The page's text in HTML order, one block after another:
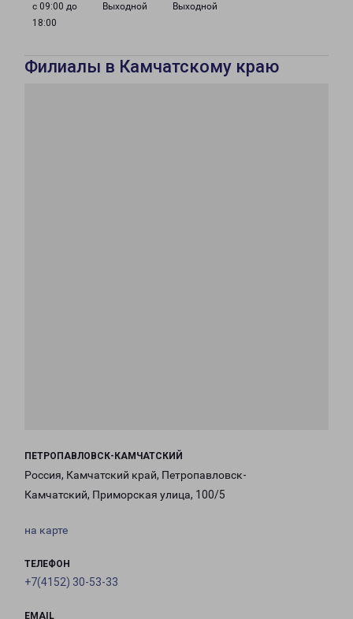
с 09:00 до
18:00
Выходной Выходной
Филиалы в Камчатскому краю
ПЕТРОПАВЛОВСК-КАМЧАТСКИЙ
Россия, Камчатский край, Петропавловск-
Камчатский, Приморская улица, 100/5
на карте
ТЕЛЕФОН
+7(4152) 30-53-33
EMAIL